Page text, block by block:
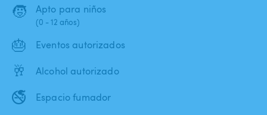
🧒 Apto para niños
(0 - 12 años)
🎂 Eventos autorizados
🥂 Alcohol autorizado
🚭 Espacio fumador